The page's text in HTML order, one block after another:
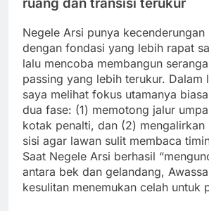
ruang dan transisi terukur
Negele Arsi punya kecenderungan
dengan fondasi yang lebih rapat
lalu mencoba membangun
passing yang lebih terukur. Dalam
saya melihat fokus utamanya
dua fase: (1) memotong jalur
kotak penalti, dan (2)
sisi agar lawan sulit membaca
Saat Negele Arsi berhasil
antara bek dan gelandang,
kesulitan menemukan celah untuk